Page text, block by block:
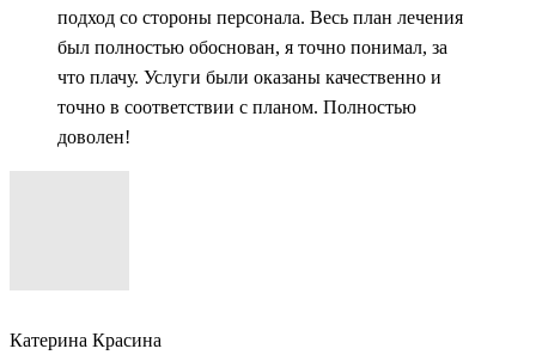
подход со стороны персонала. Весь план лечения
был полностью обоснован, я точно понимал, за
что плачу. Услуги были оказаны качественно и
точно в соответствии с планом. Полностью
доволен!
Катерина Красина